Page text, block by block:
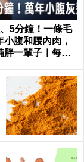
5分鐘！一條毛
小腹和腰內肉，
胖一輩子｜每日